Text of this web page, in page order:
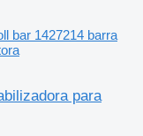
bar 1427214 barra
para